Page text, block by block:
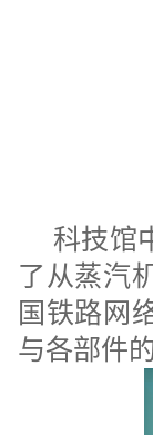
科技馆
了从蒸汽
国铁路网
与各部件